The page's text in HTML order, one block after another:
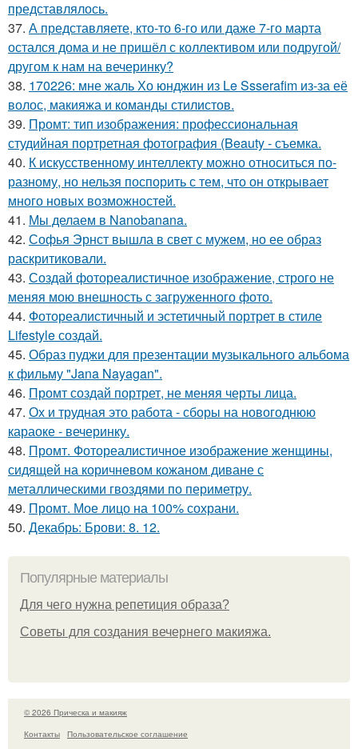
представлялось.
37. А представляете, кто-то 6-го или даже 7-го марта
остался дома и не пришёл с коллективом или подругой/
другом к нам на вечеринку?
38. 170226: мне жаль Хо юнджин из Le Ssserafim из-за её
волос, макияжа и команды стилистов.
39. Промт: тип изображения: профессиональная
студийная портретная фотография (Beauty - съемка.
40. К искусственному интеллекту можно относиться по-
разному, но нельзя поспорить с тем, что он открывает
много новых возможностей.
41. Мы делаем в Nanobanana.
42. Софья Эрнст вышла в свет с мужем, но ее образ
раскритиковали.
43. Создай фотореалистичное изображение, строго не
меняя мою внешность с загруженного фото.
44. Фотореалистичный и эстетичный портрет в стиле
Lifestyle создай.
45. Образ пуджи для презентации музыкального альбома
к фильму "Jana Nayagan".
46. Промт создай портрет, не меняя черты лица.
47. Ох и трудная это работа - сборы на новогоднюю
караоке - вечеринку.
48. Промт. Фотореалистичное изображение женщины,
сидящей на коричневом кожаном диване с
металлическими гвоздями по периметру.
49. Промт. Мое лицо на 100% сохрани.
50. Декабрь: Брови: 8. 12.
Популярные материалы
Для чего нужна репетиция образа?
Советы для создания вечернего макияжа.
© 2026 Прическа и макияж
Контакты
Пользовательское соглашение